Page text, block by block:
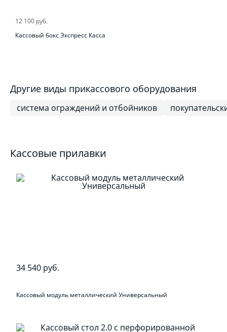
12 100 руб.
Кассовый бокс Экспресс Касса
Другие виды прикассового оборудования
система ограждений и отбойников
Кассовые прилавки
34 540 руб.
Кассовый модуль металлический Универсальный